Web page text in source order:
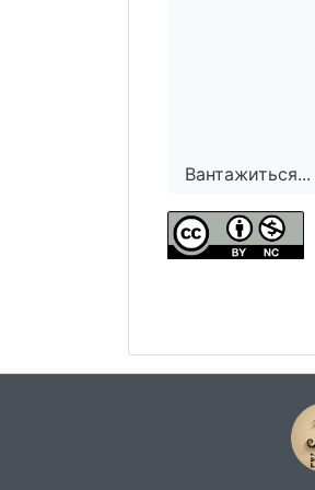
Вантажиться...
Вантажиться...